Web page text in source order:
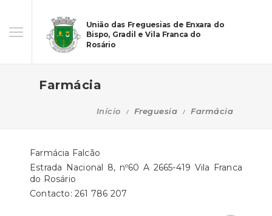
União das Freguesias de Enxara do
Bispo, Gradil e Vila Franca do
Rosário
Farmácia
Início Freguesia Farmácia
Farmácia Falcão
Estrada Nacional 8, nº60 A 2665-419 Vila Franca
do Rosário
Contacto: 261 786 207